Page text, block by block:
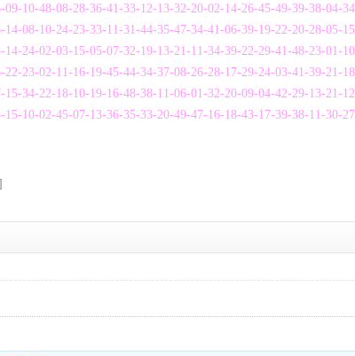
09-10-48-08-28-36-41-33-12-13-32-20-02-14-26-45-49-39-38-04-
14-08-10-24-23-33-11-31-44-35-47-34-41-06-39-19-22-20-28-05-
14-24-02-03-15-05-07-32-19-13-21-11-34-39-22-29-41-48-23-01-
22-23-02-11-16-19-45-44-34-37-08-26-28-17-29-24-03-41-39-21-
15-34-22-18-10-19-16-48-38-11-06-01-32-20-09-04-42-29-13-21-
15-10-02-45-07-13-36-35-33-20-49-47-16-18-43-17-39-38-11-30-